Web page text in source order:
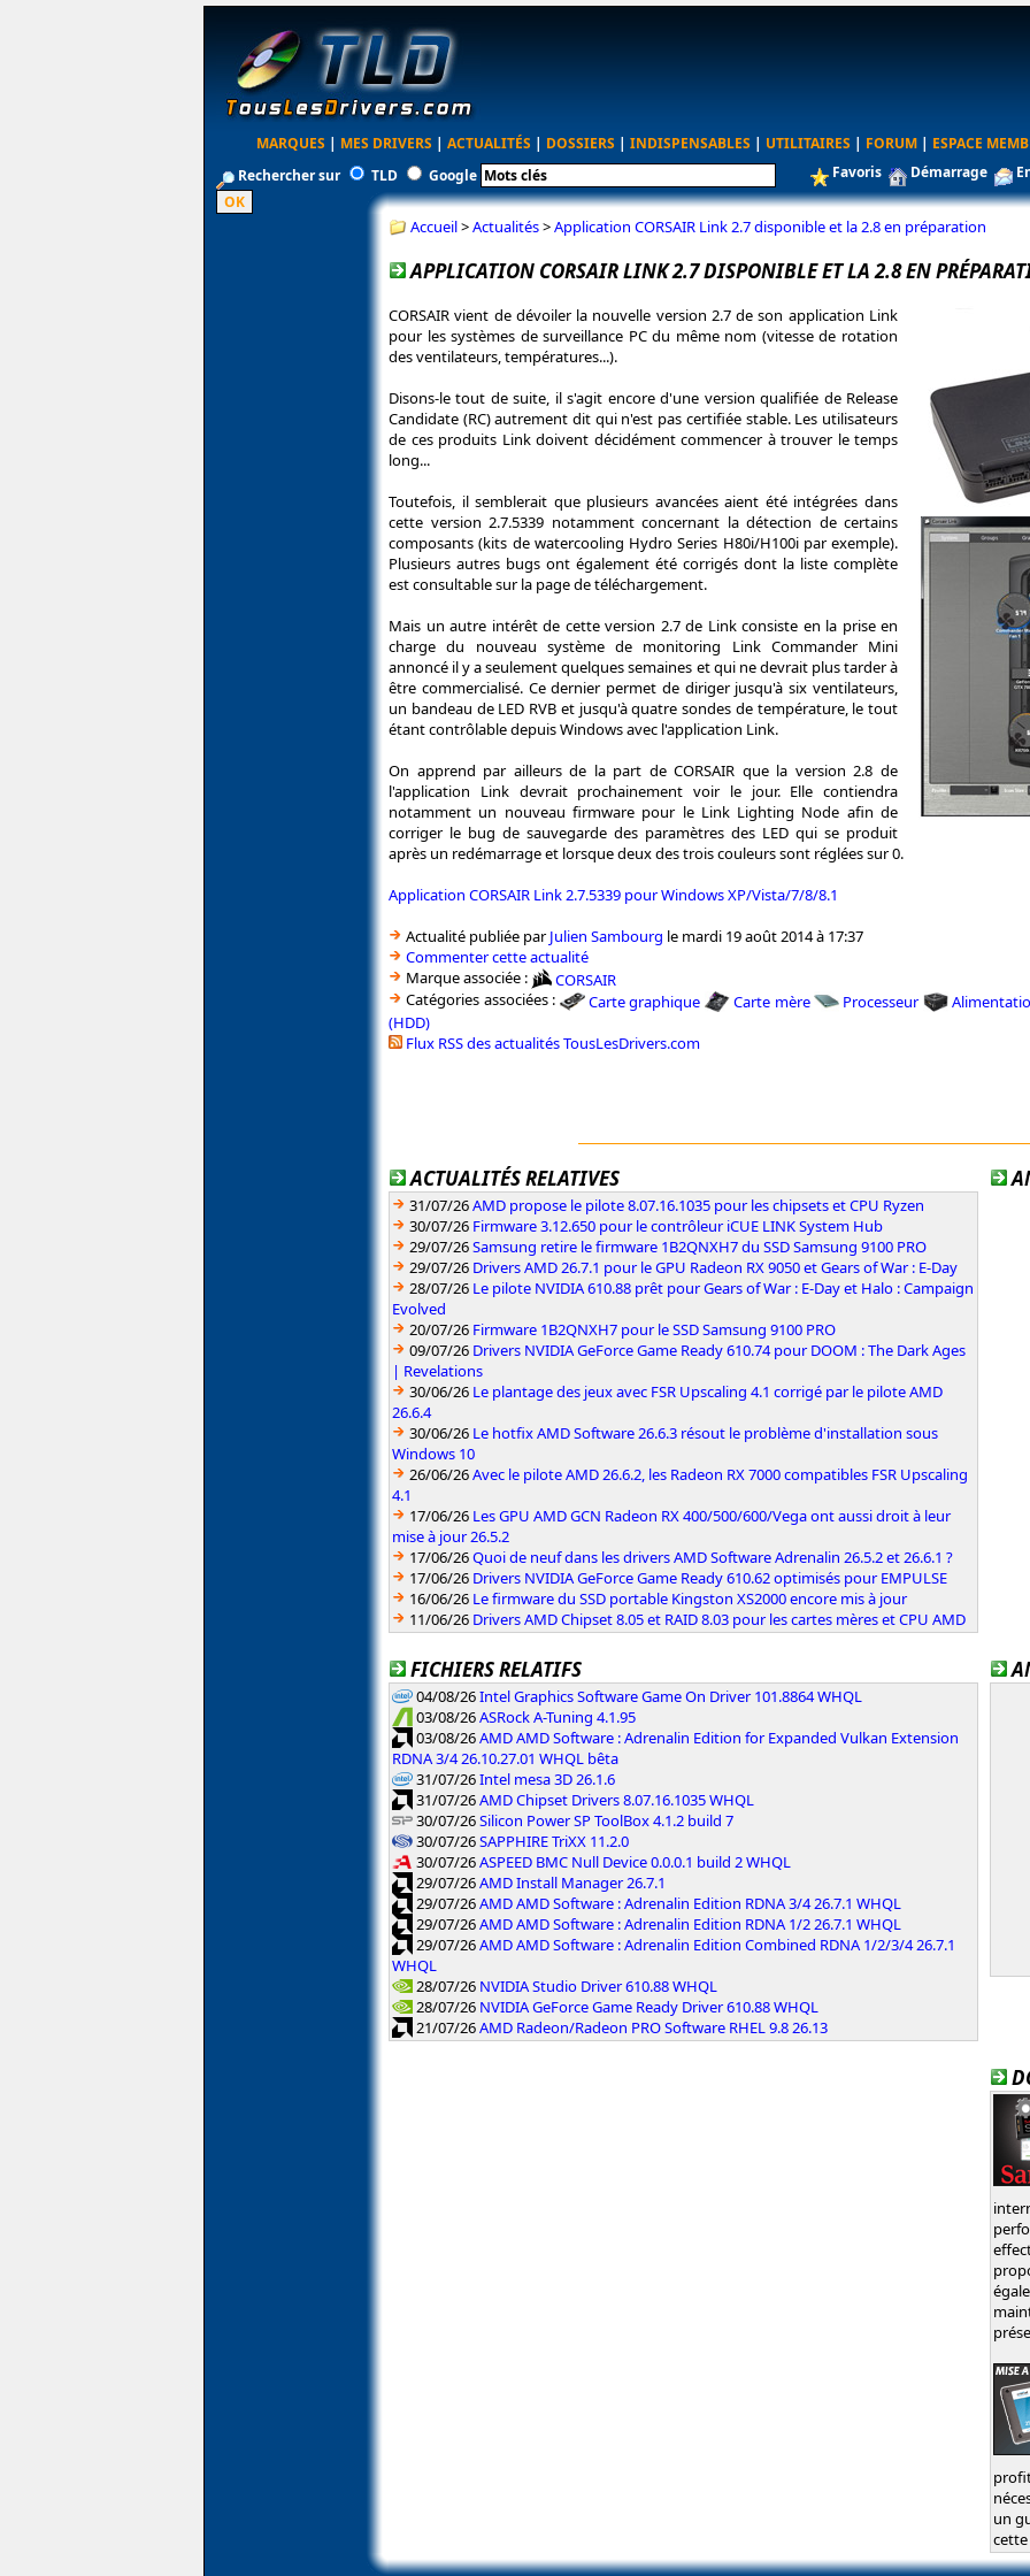
MARQUES | MES DRIVERS | ACTUALITÉS | DOSSIERS | INDISPENSABLES | UTILITAIRES | FORUM | ESPACE
Rechercher sur
TLD Google Favoris Démarrage
Accueil>Actualités>Application CORSAIR Link 2.7 disponible et la 2.8 en préparation
APPLICATION CORSAIR LINK 2.7 DISPONIBLE ET LA 2.8 EN
CORSAIR vient de dévoiler la nouvelle version 2.7 de son application Link
pour les systèmes de surveillance PC du même nom (vitesse de rotation
des ventilateurs, températures...).
Disons-le tout de suite, il s'agit encore d'une version qualifiée de Release
Candidate (RC) autrement dit qui n'est pas certifiée stable. Les utilisateurs
de ces produits Link doivent décidément commencer à trouver le temps
long...
Toutefois, il semblerait que plusieurs avancées aient été intégrées dans
cette version 2.7.5339 notamment concernant la détection de certains
composants (kits de watercooling Hydro Series H80i/H100i par exemple).
Plusieurs autres bugs ont également été corrigés dont la liste complète
est consultable sur la page de téléchargement.
Mais un autre intérêt de cette version 2.7 de Link consiste en la prise en
charge du nouveau système de monitoring Link Commander Mini
annoncé il y a seulement quelques semaines et qui ne devrait plus tarder à
être commercialisé. Ce dernier permet de diriger jusqu'à six ventilateurs,
un bandeau de LED RVB et jusqu'à quatre sondes de température, le tout
étant contrôlable depuis Windows avec l'application Link.
On apprend par ailleurs de la part de CORSAIR que la version 2.8 de
l'application Link devrait prochainement voir le jour. Elle contiendra
notamment un nouveau firmware pour le Link Lighting Node afin de
corriger le bug de sauvegarde des paramètres des LED qui se produit
après un redémarrage et lorsque deux des trois couleurs sont réglées sur 0.
Application CORSAIR Link 2.7.5339 pour Windows XP/Vista/7/8/8.1
Actualité publiée parJulien Sambourg le mardi 19 août 2014 à 17:37
Commenter cette actualité
Marque associée :
CORSAIR
Catégories associées :
Carte graphique Carte mère Processeur
(HDD)
Flux RSS des actualités TousLesDrivers.com
ACTUALITÉS RELATIVES
31/07/26AMD propose le pilote 8.07.16.1035 pour les chipsets et CPU Ryzen
30/07/26 Firmware 3.12.650 pour le contrôleur iCUE LINK System Hub
29/07/26Samsung retire le firmware 1B2QNXH7 du SSD Samsung 9100 PRO
29/07/26 Drivers AMD 26.7.1 pour le GPU Radeon RX 9050 et Gears of War : E-Day
28/07/26 Le pilote NVIDIA 610.88 prêt pour Gears of War : E-Day et Halo : Campaign
Evolved
20/07/26 Firmware 1B2QNXH7 pour le SSD Samsung 9100 PRO
09/07/26 Drivers NVIDIA GeForce Game Ready 610.74 pour DOOM : The Dark Ages
| Revelations
30/06/26 Le plantage des jeux avec FSR Upscaling 4.1 corrigé par le pilote AMD
26.6.4
30/06/26 Le hotfix AMD Software 26.6.3 résout le problème d'installation sous
Windows 10
26/06/26Avec le pilote AMD 26.6.2, les Radeon RX 7000 compatibles FSR Upscaling
4.1
17/06/26 Les GPU AMD GCN Radeon RX 400/500/600/Vega ont aussi droit à leur
mise à jour 26.5.2
17/06/26Quoi de neuf dans les drivers AMD Software Adrenalin 26.5.2 et 26.6.1 ?
17/06/26 Drivers NVIDIA GeForce Game Ready 610.62 optimisés pour EMPULSE
16/06/26 Le firmware du SSD portable Kingston XS2000 encore mis à jour
11/06/26 Drivers AMD Chipset 8.05 et RAID 8.03 pour les cartes mères et CPU AMD
FICHIERS RELATIFS
04/08/26Intel Graphics Software Game On Driver 101.8864 WHQL
03/08/26ASRock A-Tuning 4.1.95
03/08/26AMD AMD Software : Adrenalin Edition for Expanded Vulkan Extension
RDNA 3/4 26.10.27.01 WHQL bêta
31/07/26Intel mesa 3D 26.1.6
31/07/26AMD Chipset Drivers 8.07.16.1035 WHQL
30/07/26Silicon Power SP ToolBox 4.1.2 build 7
30/07/26SAPPHIRE TriXX 11.2.0
30/07/26ASPEED BMC Null Device 0.0.0.1 build 2 WHQL
29/07/26AMD Install Manager 26.7.1
29/07/26AMD AMD Software : Adrenalin Edition RDNA 3/4 26.7.1 WHQL
29/07/26AMD AMD Software : Adrenalin Edition RDNA 1/2 26.7.1 WHQL
29/07/26AMD AMD Software : Adrenalin Edition Combined RDNA 1/2/3/4 26.7.1
WHQL
28/07/26 NVIDIA Studio Driver 610.88 WHQL
28/07/26 NVIDIA GeForce Game Ready Driver 610.88 WHQL
21/07/26AMD Radeon/Radeon PRO Software RHEL 9.8 26.13
un